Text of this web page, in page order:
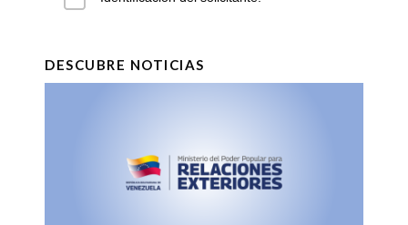
DESCUBRE NOTICIAS